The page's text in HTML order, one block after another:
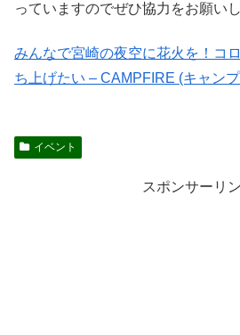
っていますのでぜひ協力をお願いし
みんなで宮崎の夜空に花火を！コ
ち上げたい – CAMPFIRE (キャン
イベント
スポンサーリ